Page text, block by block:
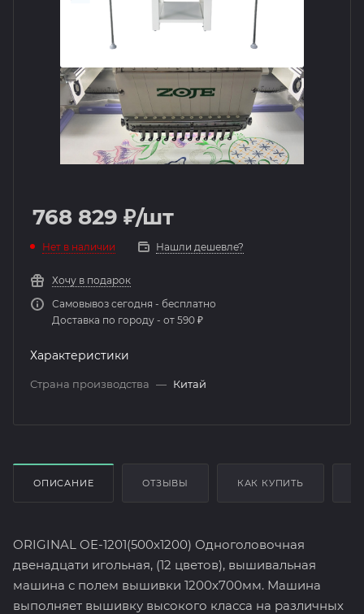
768 829 ₽/шт
Нет в наличии Нашли дешевле?
Хочу в подарок
Самовывоз сегодня - бесплатно
Доставка по городу - от 590 ₽
Характеристики
Страна производства — Китай
ОПИСАНИЕ ОТЗЫВЫ КАК КУПИТЬ
ORIGINAL OE-1201(500х1200) Одноголовочная
двенадцати игольная, (12 цветов), вышивальная
машина с полем вышивки 1200х700мм. Машина
выполняет вышивку высокого класса на различных